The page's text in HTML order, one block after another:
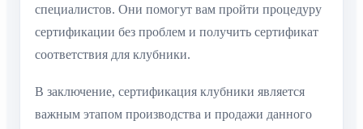
специалистов. Они помогут вам пройти процедуру
сертификации без проблем и получить сертификат
соответствия для клубники.
В заключение, сертификация клубники является
важным этапом производства и продажи данного